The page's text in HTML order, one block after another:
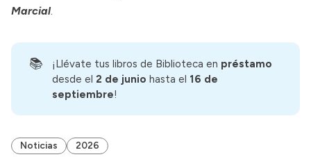
Marcial.
📚 ¡Llévate tus libros de Biblioteca en préstamo
desde el2 de junio hasta el 16 de
septiembre!
Noticias 2026